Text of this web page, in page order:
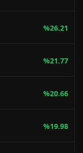
%26.21
%21.77
%20.66
%19.98